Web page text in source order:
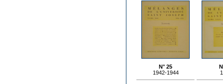
N° 25
1942-1944